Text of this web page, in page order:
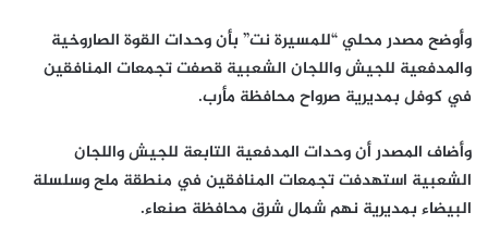
وأوضح مصدر محلي “للمسيرة نت” بأن وحدات القوة الصاروخية
والمدفعية للجيش واللجان الشعبية قصفت تجمعات المنافقين
في كوفل بمديرية صرواح محافظة مأرب.
وأضاف المصدر أن وحدات المدفعية التابعة للجيش واللجان
الشعبية استهدفت تجمعات المنافقين في منطقة ملح وسلسلة
البيضاء بمديرية نهم شمال شرق محافظة صنعاء.